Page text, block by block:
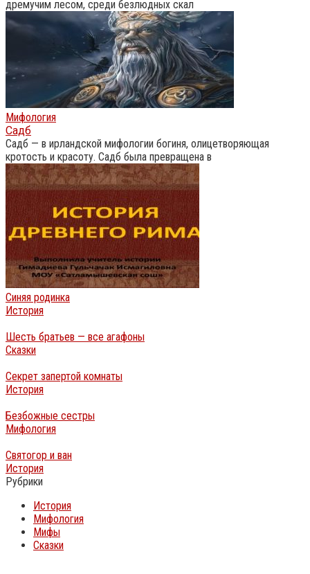
дремучим лесом, среди безлюдных скал
Мифология
Садб
Садб — в ирландской мифологии богиня, олицетворяющая
кротость и красоту. Садб была превращена в
Синяя родинка
История
Шесть братьев — все агафоны
Сказки
Секрет запертой комнаты
История
Безбожные сестры
Мифология
Святогор и ван
История
Рубрики
История
Мифология
Мифы
Сказки